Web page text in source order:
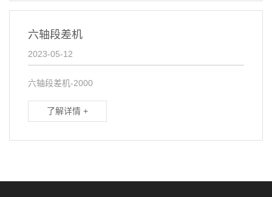
六轴段差机
2023-05-12
六轴段差机-2000
了解详情 +